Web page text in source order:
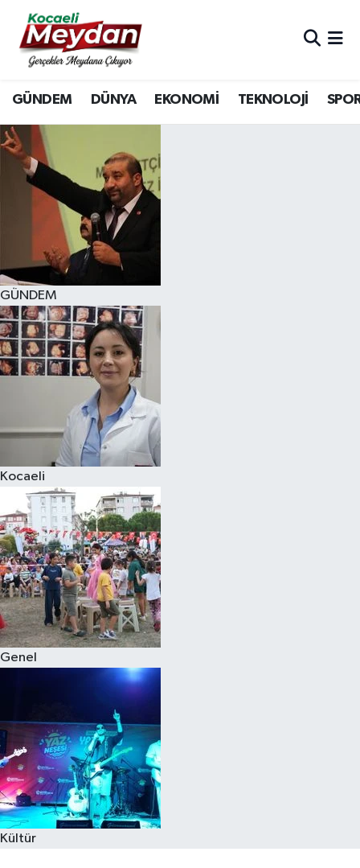
GÜNDEM DÜNYA EKONOMİ TEKNOLOJİ
GÜNDEM
Kocaeli
Genel
Kültür
Nöbetçi Eczaneler
Hava Durumu
Trafik Durumu
Süper Lig Puan Durumu ve Fikstür
Tüm Manşetler
Son Dakika Haberleri
Haber Arşivi